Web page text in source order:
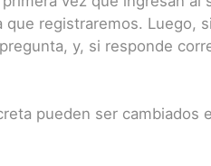
registraremos. Luego,
y, si responde
pueden ser cambiados